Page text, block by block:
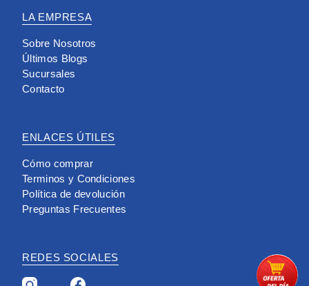
LA EMPRESA
Sobre Nosotros
Últimos Blogs
Sucursales
Contacto
ENLACES ÚTILES
Cómo comprar
Terminos y Condiciones
Política de devolución
Preguntas Frecuentes
REDES SOCIALES